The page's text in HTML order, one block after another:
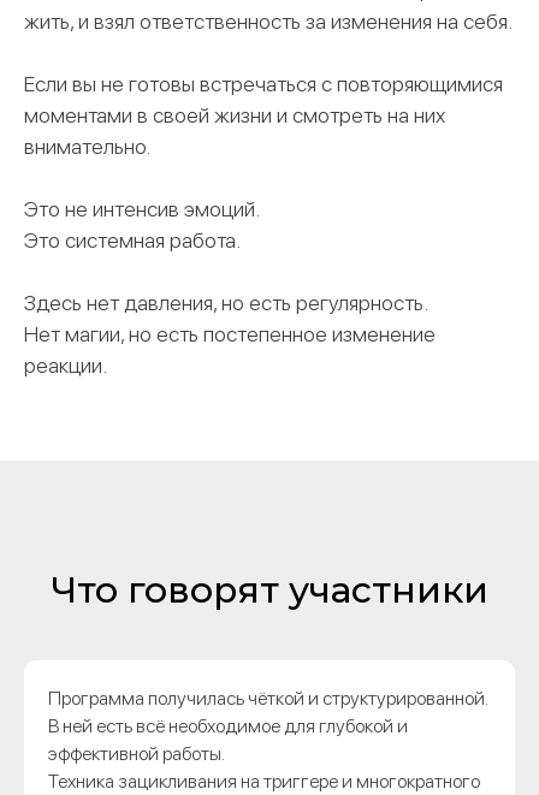
жить, и взял ответственность за изменения на себя.
Если вы не готовы встречаться с повторяющимися
моментами в своей жизни и смотреть на них
внимательно.
Это не интенсив эмоций.
Это системная работа.
Здесь нет давления, но есть регулярность.
Нет магии, но есть постепенное изменение
реакции.
Что говорят участники
Программа получилась чёткой и структурированной.
В ней есть всё необходимое для глубокой и
эффективной работы.
Техника зацикливания на триггере и многократного